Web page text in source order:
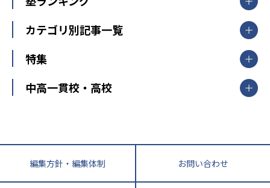
東京都
神奈川県
茨城県
栃木県
群馬県
新潟県
中部
愛知県
静岡県
長野県
大阪府
兵庫県 京都府 奈良県
和歌山県
滋賀県
中国
明光義塾
個別教室のトライ
武田塾
オンライン指導
中学受験ランキング
カテゴリ別記事一覧
中学受験
大学受験
教育全般
大学受験塾の選び方
特集
開成番長直伝！子どもの受験を成功させる方法
運動と遊びを考える
令和の大学受験は情報戦！
中高一貫校・高校
大学入試改革
親子で極める家庭学習
編集方針・編集体制 お問い合わせ